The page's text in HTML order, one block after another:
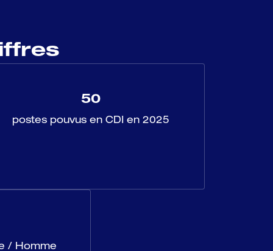
50
postes pouvus en CDI en 2025
/ Homme